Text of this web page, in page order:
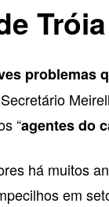
problemas
“agentes do
há muitos
em